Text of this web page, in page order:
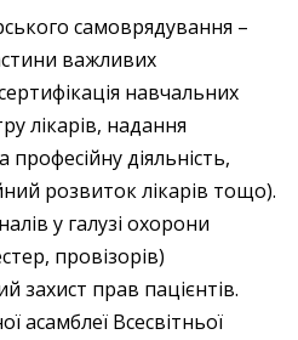
самоврядування –
важливих
навчальних
лікарів, надання
діяльність,
розвиток лікарів тощо).
у галузі охорони
провізорів)
прав пацієнтів.
асамблеї Всесвітньої